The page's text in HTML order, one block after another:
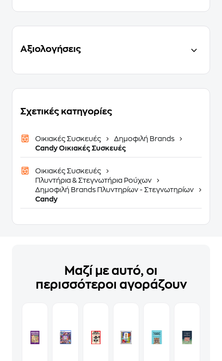
Αξιολογήσεις
Σχετικές κατηγορίες
Οικιακές Συσκευές
Δημοφιλή Brands
Candy Οικιακές Συσκευές
Οικιακές Συσκευές
Πλυντήρια & Στεγνωτήρια Ρούχων
Δημοφιλή Brands Πλυντηρίων - Στεγνωτηρίων
Candy
Μαζί με αυτό, οι
περισσότεροι αγοράζουν